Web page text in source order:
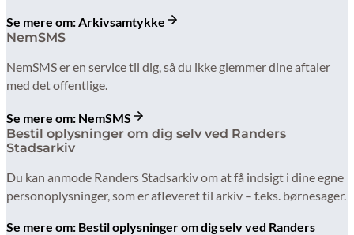
Se mere om: Arkivsamtykke
NemSMS
NemSMS er en service til dig, så du ikke glemmer dine aftaler
med det offentlige.
Se mere om: NemSMS
Bestil oplysninger om dig selv ved Randers
Stadsarkiv
Du kan anmode Randers Stadsarkiv om at få indsigt i dine egne
personoplysninger, som er afleveret til arkiv – f.eks. børnesager.
Se mere om: Bestil oplysninger om dig selv ved Randers